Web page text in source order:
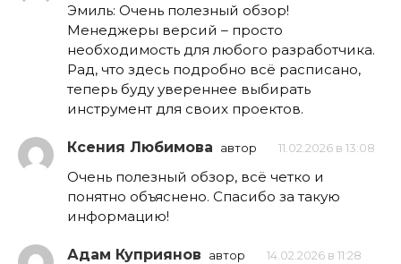
Эмиль: Очень полезный обзор!
Менеджеры версий – просто
необходимость для любого разработчика.
Рад, что здесь подробно всё расписано,
теперь буду увереннее выбирать
инструмент для своих проектов.
Ксения Любимова автор 11.02.2026 в 13:08
Очень полезный обзор, всё четко и
понятно объяснено. Спасибо за такую
информацию!
Адам Куприянов автор 14.02.2026 в 11:28